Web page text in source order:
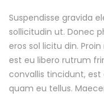
Suspendisse gravida
sollicitudin ut. Donec
eros sol licitu din.
est eu libero rutrum
convallis tincidunt,
quam eu tellus.